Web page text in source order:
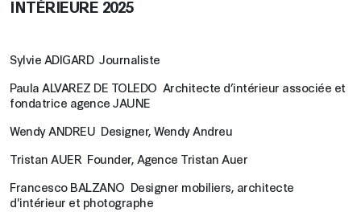
INTÉRIEURE 2025
Sylvie ADIGARD Journaliste
Paula ALVAREZ DE TOLEDO Architecte d’intérieur associée et
fondatrice agence JAUNE
Wendy ANDREU Designer, Wendy Andreu
Tristan AUER Founder, Agence Tristan Auer
Francesco BALZANO Designer mobiliers, architecte
d'intérieur et photographe